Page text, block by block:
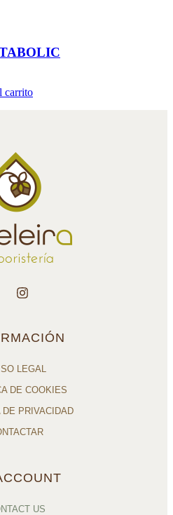
carrito
LEGAL
DE COOKIES
DE PRIVACIDAD
US